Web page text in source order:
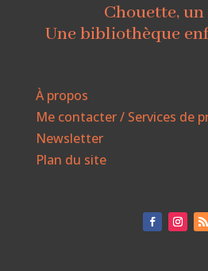
Chouette,
Une bibliothèque
À propos
Me contacter / Services de
Newsletter
Plan du site